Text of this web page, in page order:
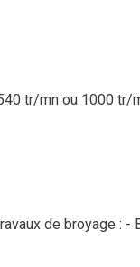
tr/mn ou 1000 tr/
de broyage : -